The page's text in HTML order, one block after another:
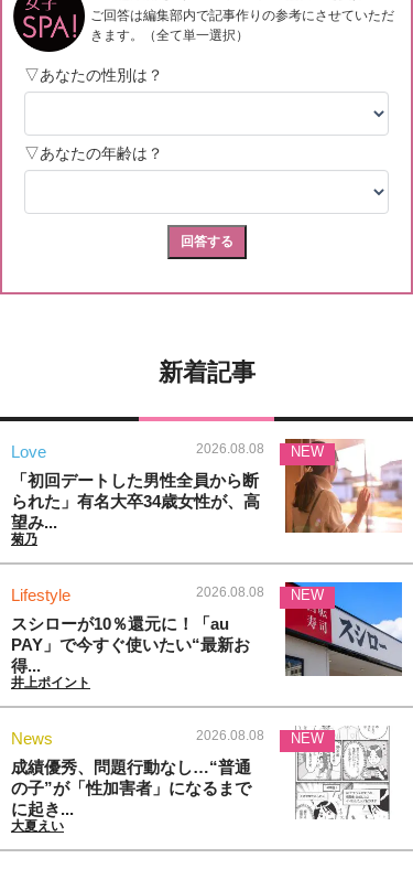
新着記事
Love 2026.08.08
「初回デートした男性全員から断
られた」有名大卒34歳女性が、高
望み...
菊乃
NEW
Lifestyle 2026.08.08
スシローが10％還元に！「au
PAY」で今すぐ使いたい“最新お
得...
井上ポイント
NEW
News 2026.08.08
成績優秀、問題行動なし…“普通
の子”が「性加害者」になるまで
に起き...
大夏えい
NEW